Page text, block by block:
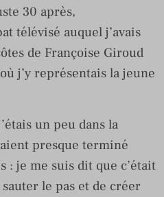
30 après,
télévisé auquel j’avais
de Françoise Giroud
j’y représentais la jeune
un peu dans la
presque terminé
: je me suis dit que c’était
le pas et de créer